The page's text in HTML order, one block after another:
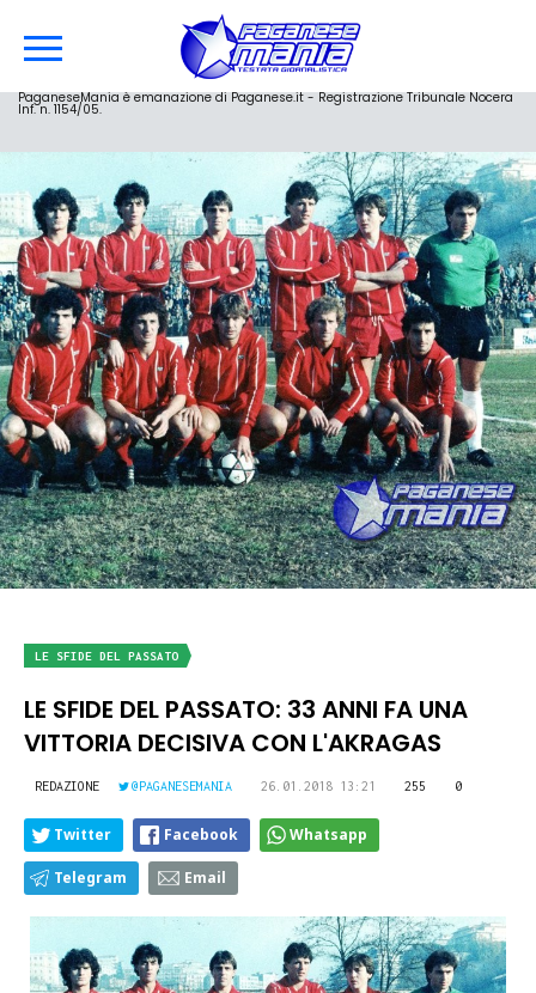
PaganeseMania è emanazione di Paganese.it - Registrazione Tribunale Nocera
Inf. n. 1154/05.
LE SFIDE DEL PASSATO
LE SFIDE DEL PASSATO: 33 ANNI FA UNA
VITTORIA DECISIVA CON L'AKRAGAS
REDAZIONE @PAGANESEMANIA 26.01.2018 13:21 255 0
Twitter Facebook Whatsapp
Telegram Email